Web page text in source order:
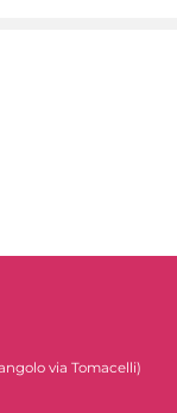
via Tomacelli)